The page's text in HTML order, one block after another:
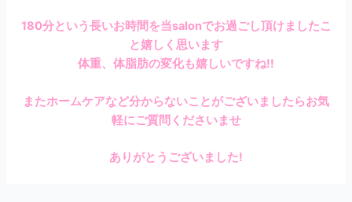
180分という長いお時間を当salonでお過ごし頂けましたこ
と嬉しく思います
体重、体脂肪の変化も嬉しいですね!!
またホームケアなど分からないことがございましたらお気
軽にご質問くださいませ
ありがとうございました!